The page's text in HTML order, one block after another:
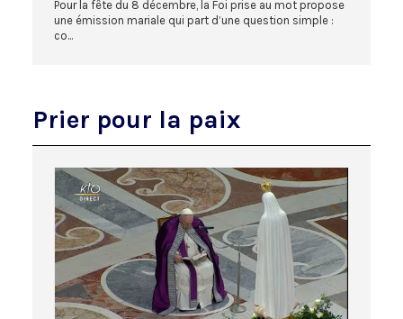
Pour la fête du 8 décembre, la Foi prise au mot propose
une émission mariale qui part d’une question simple :
co...
Prier pour la paix